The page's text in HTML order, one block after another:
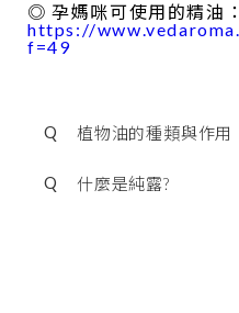
◎ 孕媽咪可使用的精油：
https://
f=49
Q 植物油的種類與作用
Q 什麼是純露?